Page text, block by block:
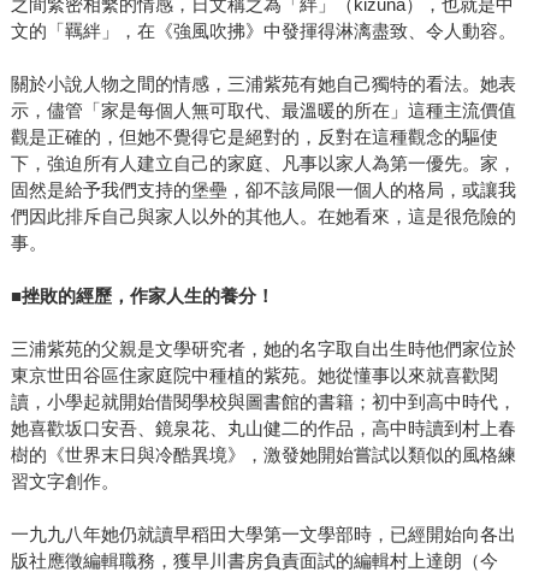
文的「羈絆」，在《強風吹拂》中發揮得淋漓盡致、令人動容。
關於小說人物之間的情感，三浦紫苑有她自己獨特的看法。她表
示，儘管「家是每個人無可取代、最溫暖的所在」這種主流價值
觀是正確的，但她不覺得它是絕對的，反對在這種觀念的驅使
下，強迫所有人建立自己的家庭、凡事以家人為第一優先。家，
固然是給予我們支持的堡壘，卻不該局限一個人的格局，或讓我
們因此排斥自己與家人以外的其他人。在她看來，這是很危險的
事。
■挫敗的經歷，作家人生的養分！
三浦紫苑的父親是文學研究者，她的名字取自出生時他們家位於
東京世田谷區住家庭院中種植的紫苑。她從懂事以來就喜歡閱
讀，小學起就開始借閱學校與圖書館的書籍；初中到高中時代，
她喜歡坂口安吾、鏡泉花、丸山健二的作品，高中時讀到村上春
樹的《世界末日與冷酷異境》，激發她開始嘗試以類似的風格練
習文字創作。
一九九八年她仍就讀早稻田大學第一文學部時，已經開始向各出
版社應徵編輯職務，獲早川書房負責面試的編輯村上達朗（今